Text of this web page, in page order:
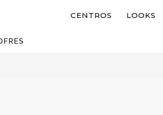
Y REGALOS
CENTROS LOOKS